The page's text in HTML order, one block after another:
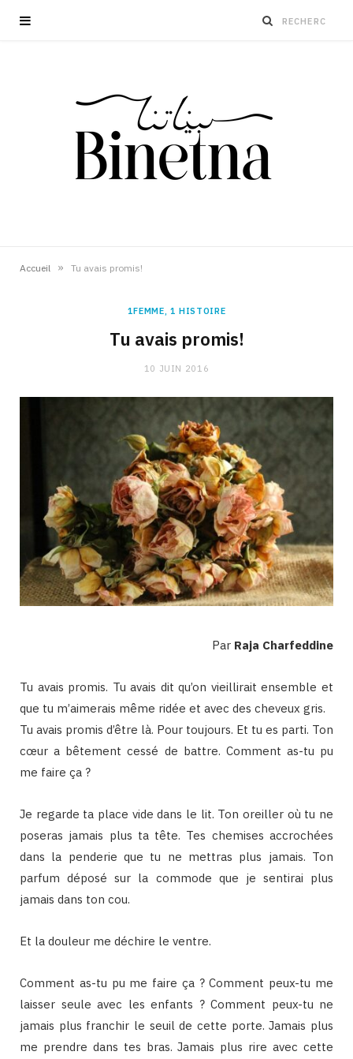
Accueil » Tu avais promis!
1FEMME, 1 HISTOIRE
Tu avais promis!
10 JUIN 2016
Par Raja Charfeddine
Tu avais promis. Tu avais dit qu’on vieillirait ensemble et
que tu m’aimerais même ridée et avec des cheveux gris.
Tu avais promis d’être là. Pour toujours. Et tu es parti. Ton
cœur a bêtement cessé de battre. Comment as-tu pu
me faire ça ?
Je regarde ta place vide dans le lit. Ton oreiller où tu ne
poseras jamais plus ta tête. Tes chemises accrochées
dans la penderie que tu ne mettras plus jamais. Ton
parfum déposé sur la commode que je sentirai plus
jamais dans ton cou.
Et la douleur me déchire le ventre.
Comment as-tu pu me faire ça ? Comment peux-tu me
laisser seule avec les enfants ? Comment peux-tu ne
jamais plus franchir le seuil de cette porte. Jamais plus
me prendre dans tes bras. Jamais plus rire avec cette